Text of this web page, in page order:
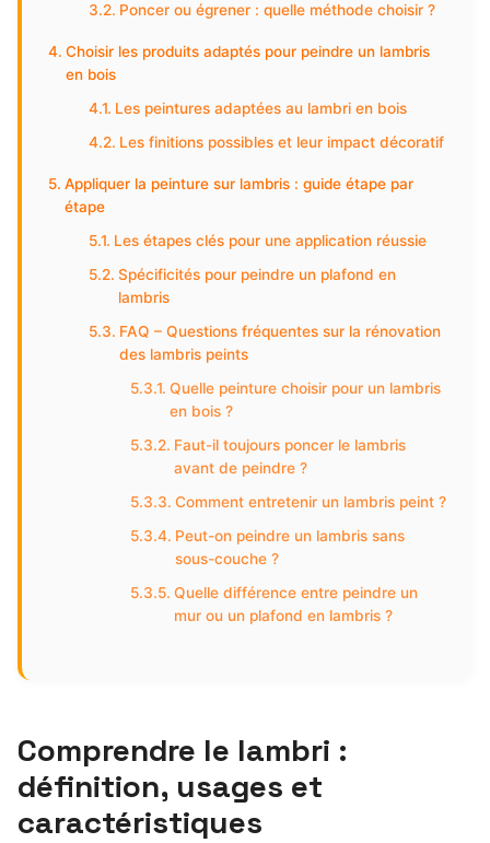
Poncer ou égrener : quelle méthode choisir ?
Choisir les produits adaptés pour peindre un lambris
en bois
Les peintures adaptées au lambri en bois
Les finitions possibles et leur impact décoratif
Appliquer la peinture sur lambris : guide étape par
étape
Les étapes clés pour une application réussie
Spécificités pour peindre un plafond en
lambris
FAQ – Questions fréquentes sur la rénovation
des lambris peints
Quelle peinture choisir pour un lambris
en bois ?
Faut-il toujours poncer le lambris
avant de peindre ?
Comment entretenir un lambris peint ?
Peut-on peindre un lambris sans
sous-couche ?
Quelle différence entre peindre un
mur ou un plafond en lambris ?
Comprendre le lambri :
définition, usages et
caractéristiques